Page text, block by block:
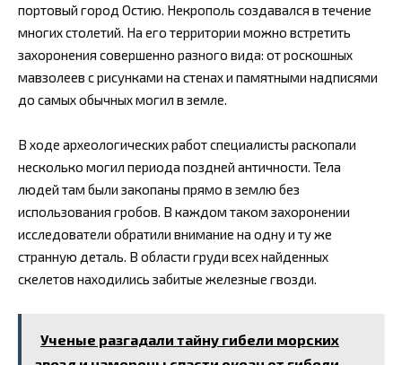
портовый город Остию. Некрополь создавался в течение
многих столетий. На его территории можно встретить
захоронения совершенно разного вида: от роскошных
мавзолеев с рисунками на стенах и памятными надписями
до самых обычных могил в земле.
В ходе археологических работ специалисты раскопали
несколько могил периода поздней античности. Тела
людей там были закопаны прямо в землю без
использования гробов. В каждом таком захоронении
исследователи обратили внимание на одну и ту же
странную деталь. В области груди всех найденных
скелетов находились забитые железные гвозди.
Ученые разгадали тайну гибели морских